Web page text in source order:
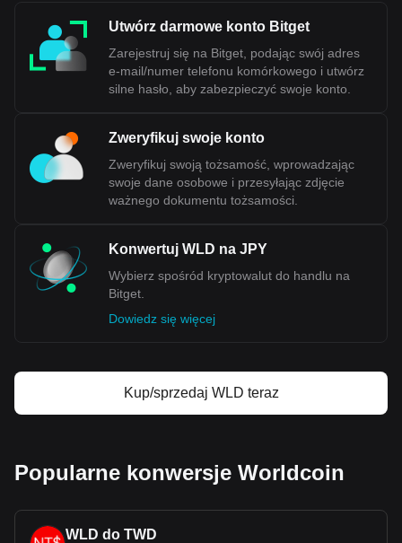
kluczową rolę w przyszłym rozwoju gospodarczym i
dobrobycie poprzez usprawnienie funkcji przetwarzania
informacji i danych. DCJPY został zaprojektowany do
współistnienia z cyfrową walutą banku centralnego (CBDC),
Dane Bitget dotyczące handlu kryptowaluty-do-fiat
pokazują, że najpopularniejszą parą walutową
Worldcoin jest WLD na JPY, a kod waluty Worldcoin
wymienić na JPY.
Utwórz darmowe konto Bitget
Zarejestruj się na Bitget, podając swój adres
e-mail/numer telefonu komórkowego i utwórz
silne hasło, aby zabezpieczyć swoje konto.
Zweryfikuj swoje konto
Zweryfikuj swoją tożsamość, wprowadzając
swoje dane osobowe i przesyłając zdjęcie
ważnego dokumentu tożsamości.
Konwertuj WLD na JPY
Wybierz spośród kryptowalut do handlu na
Bitget.
Dowiedz się więcej
Kup/sprzedaj WLD teraz
Popularne konwersje Worldcoin
WLD do TWD